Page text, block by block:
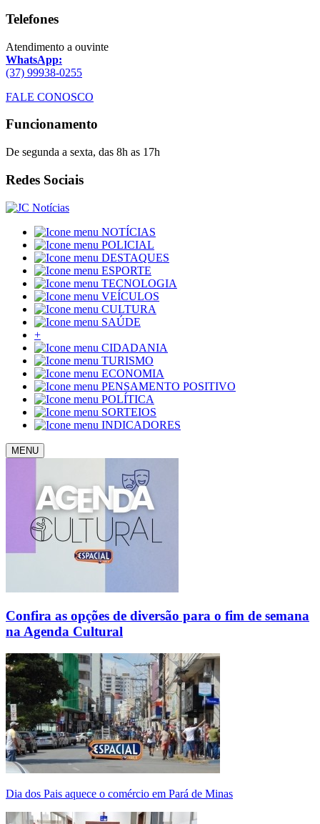
Telefones
Atendimento a ouvinte
WhatsApp:
(37) 99938-0255
FALE CONOSCO
Funcionamento
De segunda a sexta, das 8h as 17h
Redes Sociais
NOTÍCIAS
POLICIAL
DESTAQUES
ESPORTE
TECNOLOGIA
VEÍCULOS
CULTURA
SAÚDE
+
CIDADANIA
TURISMO
ECONOMIA
PENSAMENTO POSITIVO
POLÍTICA
SORTEIOS
INDICADORES
MENU
Confira as opções de diversão para o fim de semana
na Agenda Cultural
Dia dos Pais aquece o comércio em Pará de Minas